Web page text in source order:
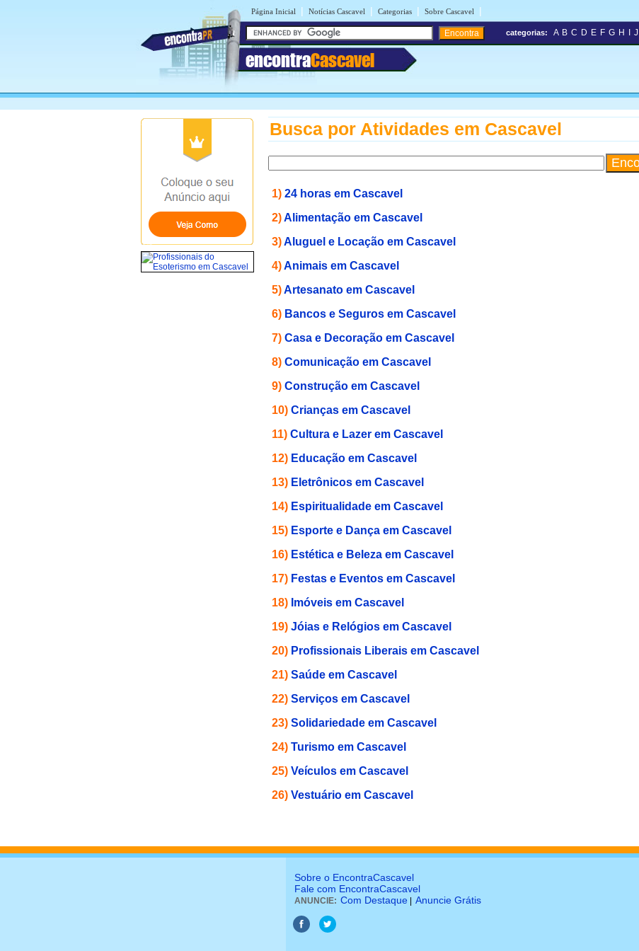
Página Inicial | Notícias Cascavel | Categorias | Sobre Cascavel |
encontraCascavel
categorias: A B C D E F G H J
Busca por Atividades em Cascavel
1) 24 horas em Cascavel
2)Alimentação em Cascavel
3)Aluguel e Locação em Cascavel
4)Animais em Cascavel
5)Artesanato em Cascavel
6) Bancos e Seguros em Cascavel
7) Casa e Decoração em Cascavel
8) Comunicação em Cascavel
9) Construção em Cascavel
10) Crianças em Cascavel
11) Cultura e Lazer em Cascavel
12) Educação em Cascavel
13) Eletrônicos em Cascavel
14) Espiritualidade em Cascavel
15) Esporte e Dança em Cascavel
16) Estética e Beleza em Cascavel
17) Festas e Eventos em Cascavel
18) Imóveis em Cascavel
19) Jóias e Relógios em Cascavel
20) Profissionais Liberais em Cascavel
21) Saúde em Cascavel
22) Serviços em Cascavel
23) Solidariedade em Cascavel
24) Turismo em Cascavel
25) Veículos em Cascavel
26) Vestuário em Cascavel
Sobre o EncontraCascavel
Fale com EncontraCascavel
ANUNCIE: Com Destaque Anuncie Grátis